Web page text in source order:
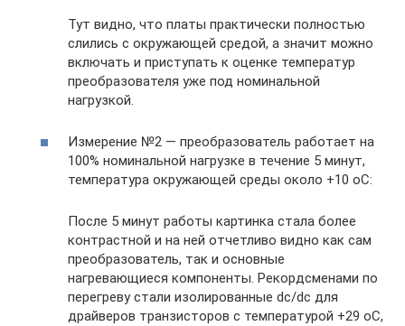
Тут видно, что платы практически полностью
слились с окружающей средой, а значит можно
включать и приступать к оценке температур
преобразователя уже под номинальной
нагрузкой.
Измерение №2 — преобразователь работает на
100% номинальной нагрузке в течение 5 минут,
температура окружающей среды около +10 oС:
После 5 минут работы картинка стала более
контрастной и на ней отчетливо видно как сам
преобразователь, так и основные
нагревающиеся компоненты. Рекордсменами по
перегреву стали изолированные dc/dc для
драйверов транзисторов с температурой +29 oС,